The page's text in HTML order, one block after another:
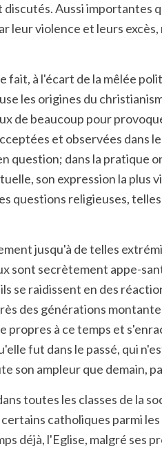
Aussi importantes
leur violence et leurs
à l'écart de la mêlée
les origines du
de beaucoup pour
et observées dans
dans la pratique
son expression la plus
questions religieuses,
jusqu'à de telles
sont secrètement appe-
se raidissent en des
des générations
à ce temps et
fut dans le passé, qui
ampleur que demain,
toutes les classes de la
catholiques parmi
déjà, l'Eglise, malgré ses